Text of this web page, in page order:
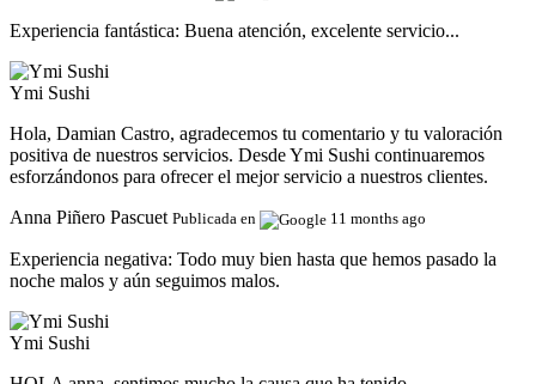
Experiencia fantástica: Buena atención, excelente servicio...
Ymi Sushi
Hola, Damian Castro, agradecemos tu comentario y tu valoración
positiva de nuestros servicios. Desde Ymi Sushi continuaremos
esforzándonos para ofrecer el mejor servicio a nuestros clientes.
Anna Piñero Pascuet Publicada en 11 months ago
Experiencia negativa: Todo muy bien hasta que hemos pasado la
noche malos y aún seguimos malos.
Ymi Sushi